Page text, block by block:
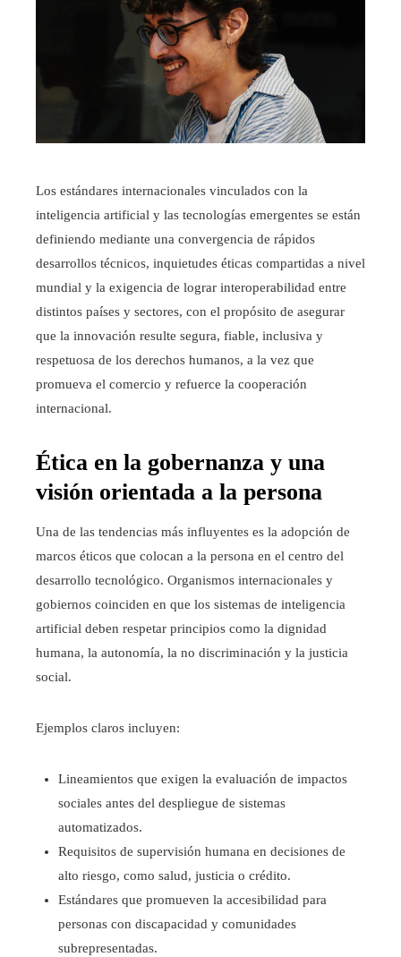
Los estándares internacionales vinculados con la
inteligencia artificial y las tecnologías emergentes se están
definiendo mediante una convergencia de rápidos
desarrollos técnicos, inquietudes éticas compartidas a nivel
mundial y la exigencia de lograr interoperabilidad entre
distintos países y sectores, con el propósito de asegurar
que la innovación resulte segura, fiable, inclusiva y
respetuosa de los derechos humanos, a la vez que
promueva el comercio y refuerce la cooperación
internacional.
Ética en la gobernanza y una
visión orientada a la persona
Una de las tendencias más influyentes es la adopción de
marcos éticos que colocan a la persona en el centro del
desarrollo tecnológico. Organismos internacionales y
gobiernos coinciden en que los sistemas de inteligencia
artificial deben respetar principios como la dignidad
humana, la autonomía, la no discriminación y la justicia
social.
Ejemplos claros incluyen:
Lineamientos que exigen la evaluación de impactos
sociales antes del despliegue de sistemas
automatizados.
Requisitos de supervisión humana en decisiones de
alto riesgo, como salud, justicia o crédito.
Estándares que promueven la accesibilidad para
personas con discapacidad y comunidades
subrepresentadas.